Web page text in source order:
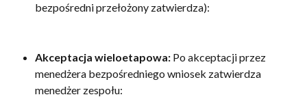
bezpośredni przełożony zatwierdza):
Akceptacja wieloetapowa: Po akceptacji przez
menedżera bezpośredniego wniosek zatwierdza
menedżer zespołu: